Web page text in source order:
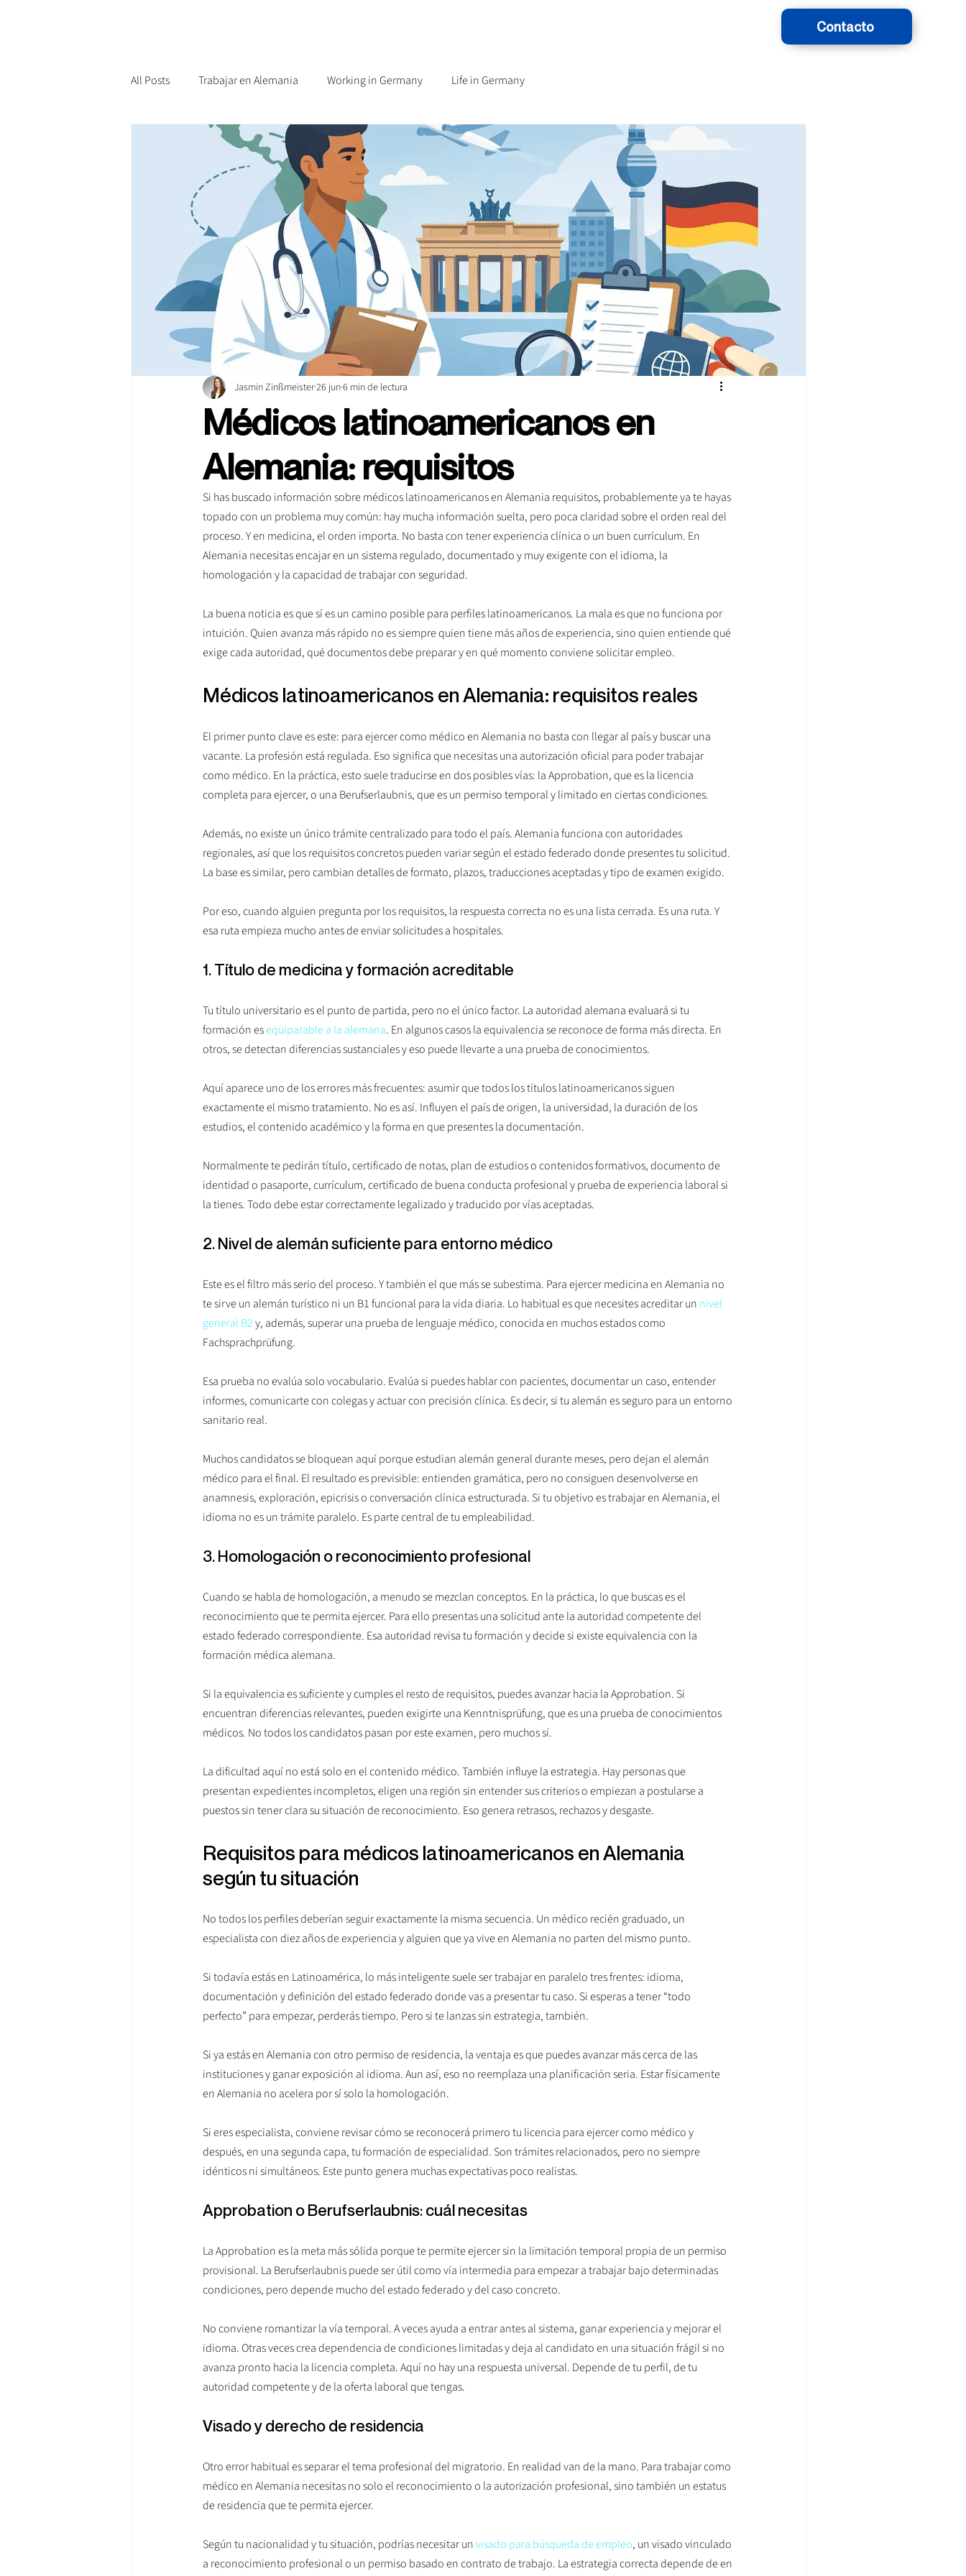
Contacto
All Posts Trabajar en Alemania Working in Germany Life in Germany
Médicos latinoamericanos en
Alemania: requisitos
Jasmin Zinßmeister26 jun6 min de lectura
Si has buscado información sobre médicos latinoamericanos en Alemania requisitos, probablemente ya te hayas
topado con un problema muy común: hay mucha información suelta, pero poca claridad sobre el orden real del
proceso. Y en medicina, el orden importa. No basta con tener experiencia clínica o un buen currículum. En
Alemania necesitas encajar en un sistema regulado, documentado y muy exigente con el idioma, la
homologación y la capacidad de trabajar con seguridad.
La buena noticia es que sí es un camino posible para perfiles latinoamericanos. La mala es que no funciona por
intuición. Quien avanza más rápido no es siempre quien tiene más años de experiencia, sino quien entiende qué
exige cada autoridad, qué documentos debe preparar y en qué momento conviene solicitar empleo.
Médicos latinoamericanos en Alemania: requisitos reales
El primer punto clave es este: para ejercer como médico en Alemania no basta con llegar al país y buscar una
vacante. La profesión está regulada. Eso significa que necesitas una autorización oficial para poder trabajar
como médico. En la práctica, esto suele traducirse en dos posibles vías: la Approbation, que es la licencia
completa para ejercer, o una Berufserlaubnis, que es un permiso temporal y limitado en ciertas condiciones.
Además, no existe un único trámite centralizado para todo el país. Alemania funciona con autoridades
regionales, así que los requisitos concretos pueden variar según el estado federado donde presentes tu solicitud.
La base es similar, pero cambian detalles de formato, plazos, traducciones aceptadas y tipo de examen exigido.
Por eso, cuando alguien pregunta por los requisitos, la respuesta correcta no es una lista cerrada. Es una ruta. Y
esa ruta empieza mucho antes de enviar solicitudes a hospitales.
1. Título de medicina y formación acreditable
Tu título universitario es el punto de partida, pero no el único factor. La autoridad alemana evaluará si tu
formación es equiparable a la alemana. En algunos casos la equivalencia se reconoce de forma más directa. En
otros, se detectan diferencias sustanciales y eso puede llevarte a una prueba de conocimientos.
Aquí aparece uno de los errores más frecuentes: asumir que todos los títulos latinoamericanos siguen
exactamente el mismo tratamiento. No es así. Influyen el país de origen, la universidad, la duración de los
estudios, el contenido académico y la forma en que presentes la documentación.
Normalmente te pedirán título, certificado de notas, plan de estudios o contenidos formativos, documento de
identidad o pasaporte, currículum, certificado de buena conducta profesional y prueba de experiencia laboral si
la tienes. Todo debe estar correctamente legalizado y traducido por vías aceptadas.
2. Nivel de alemán suficiente para entorno médico
Este es el filtro más serio del proceso. Y también el que más se subestima. Para ejercer medicina en Alemania no
te sirve un alemán turístico ni un B1 funcional para la vida diaria. Lo habitual es que necesites acreditar un nivel
general B2 y, además, superar una prueba de lenguaje médico, conocida en muchos estados como
Fachsprachprüfung.
Esa prueba no evalúa solo vocabulario. Evalúa si puedes hablar con pacientes, documentar un caso, entender
informes, comunicarte con colegas y actuar con precisión clínica. Es decir, si tu alemán es seguro para un entorno
sanitario real.
Muchos candidatos se bloquean aquí porque estudian alemán general durante meses, pero dejan el alemán
médico para el final. El resultado es previsible: entienden gramática, pero no consiguen desenvolverse en
anamnesis, exploración, epicrisis o conversación clínica estructurada. Si tu objetivo es trabajar en Alemania, el
idioma no es un trámite paralelo. Es parte central de tu empleabilidad.
3. Homologación o reconocimiento profesional
Cuando se habla de homologación, a menudo se mezclan conceptos. En la práctica, lo que buscas es el
reconocimiento que te permita ejercer. Para ello presentas una solicitud ante la autoridad competente del
estado federado correspondiente. Esa autoridad revisa tu formación y decide si existe equivalencia con la
formación médica alemana.
Si la equivalencia es suficiente y cumples el resto de requisitos, puedes avanzar hacia la Approbation. Si
encuentran diferencias relevantes, pueden exigirte una Kenntnisprüfung, que es una prueba de conocimientos
médicos. No todos los candidatos pasan por este examen, pero muchos sí.
La dificultad aquí no está solo en el contenido médico. También influye la estrategia. Hay personas que
presentan expedientes incompletos, eligen una región sin entender sus criterios o empiezan a postularse a
puestos sin tener clara su situación de reconocimiento. Eso genera retrasos, rechazos y desgaste.
Requisitos para médicos latinoamericanos en Alemania
según tu situación
No todos los perfiles deberían seguir exactamente la misma secuencia. Un médico recién graduado, un
especialista con diez años de experiencia y alguien que ya vive en Alemania no parten del mismo punto.
Si todavía estás en Latinoamérica, lo más inteligente suele ser trabajar en paralelo tres frentes: idioma,
documentación y definición del estado federado donde vas a presentar tu caso. Si esperas a tener “todo
perfecto” para empezar, perderás tiempo. Pero si te lanzas sin estrategia, también.
Si ya estás en Alemania con otro permiso de residencia, la ventaja es que puedes avanzar más cerca de las
instituciones y ganar exposición al idioma. Aun así, eso no reemplaza una planificación seria. Estar físicamente
en Alemania no acelera por sí solo la homologación.
Si eres especialista, conviene revisar cómo se reconocerá primero tu licencia para ejercer como médico y
después, en una segunda capa, tu formación de especialidad. Son trámites relacionados, pero no siempre
idénticos ni simultáneos. Este punto genera muchas expectativas poco realistas.
Approbation o Berufserlaubnis: cuál necesitas
La Approbation es la meta más sólida porque te permite ejercer sin la limitación temporal propia de un permiso
provisional. La Berufserlaubnis puede ser útil como vía intermedia para empezar a trabajar bajo determinadas
condiciones, pero depende mucho del estado federado y del caso concreto.
No conviene romantizar la vía temporal. A veces ayuda a entrar antes al sistema, ganar experiencia y mejorar el
idioma. Otras veces crea dependencia de condiciones limitadas y deja al candidato en una situación frágil si no
avanza pronto hacia la licencia completa. Aquí no hay una respuesta universal. Depende de tu perfil, de tu
autoridad competente y de la oferta laboral que tengas.
Visado y derecho de residencia
Otro error habitual es separar el tema profesional del migratorio. En realidad van de la mano. Para trabajar como
médico en Alemania necesitas no solo el reconocimiento o la autorización profesional, sino también un estatus
de residencia que te permita ejercer.
Según tu nacionalidad y tu situación, podrías necesitar un visado para búsqueda de empleo, un visado vinculado
a reconocimiento profesional o un permiso basado en contrato de trabajo. La estrategia correcta depende de en